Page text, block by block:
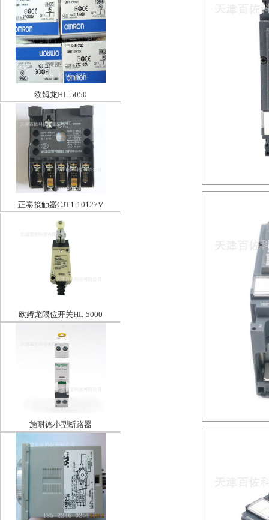
欧姆龙HL-5050
正泰接触器CJT1-10127V
欧姆龙限位开关HL-5000
施耐德小型断路器
IDPNA1P+NC32A